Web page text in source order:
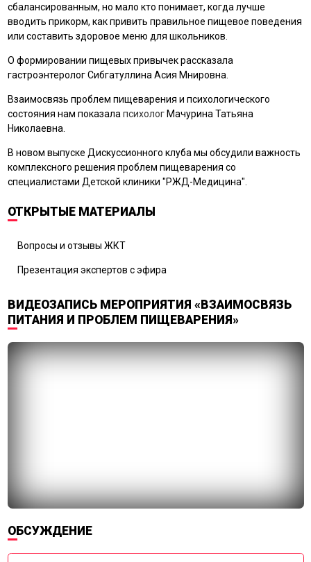
сбалансированным, но мало кто понимает, когда лучше
вводить прикорм, как привить правильное пищевое поведения
или составить здоровое меню для школьников.
О формировании пищевых привычек рассказала
гастроэнтеролог Сибгатуллина Асия Мнировна.
Взаимосвязь проблем пищеварения и психологического
состояния нам показала психолог Мачурина Татьяна
Николаевна.
В новом выпуске Дискуссионного клуба мы обсудили важность
комплексного решения проблем пищеварения со
специалистами Детской клиники "РЖД-Медицина".
ОТКРЫТЫЕ МАТЕРИАЛЫ
Вопросы и отзывы ЖКТ
Презентация экспертов с эфира
ВИДЕОЗАПИСЬ МЕРОПРИЯТИЯ «ВЗАИМОСВЯЗЬ
ПИТАНИЯ И ПРОБЛЕМ ПИЩЕВАРЕНИЯ»
ОБСУЖДЕНИЕ